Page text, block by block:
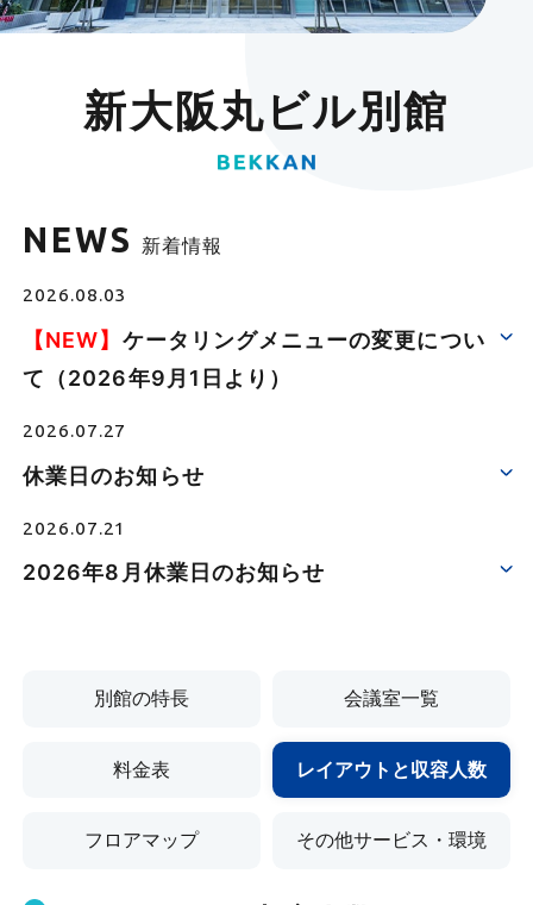
新大阪丸ビル別館
NEWS 新着情報
2026.08.03
【NEW】 ケータリングメニューの変更につい
て（2026年9月1日より）
2026.07.27
休業日のお知らせ
2026.07.21
2026年8月休業日のお知らせ
別館の特長 会議室一覧
料金表 レイアウトと収容人数
フロアマップ その他サービス・環境